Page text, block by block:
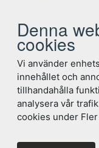
Denna
cookies
Vi använder
innehållet och
tillhandahålla
analysera vår
cookies under